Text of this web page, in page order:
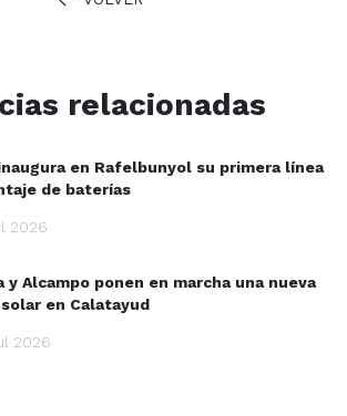
relacionadas
inaugura en Rafelbunyol su primera línea
de baterías
2026
y Alcampo ponen en marcha una nueva
en Calatayud
2026